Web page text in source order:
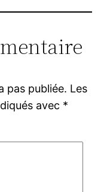
pas publiée. Les
avec *